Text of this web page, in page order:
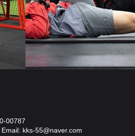
00787
Email: kks-55@naver.com